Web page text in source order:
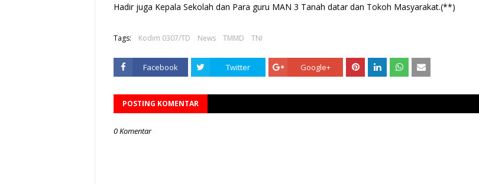
Hadir juga Kepala Sekolah dan Para guru MAN 3 Tanah datar dan Tokoh Masyarakat.(**)
Tags: Kodim 0307/TD News TMMD TNI
Facebook Twitter Google+
POSTING KOMENTAR
0 Komentar